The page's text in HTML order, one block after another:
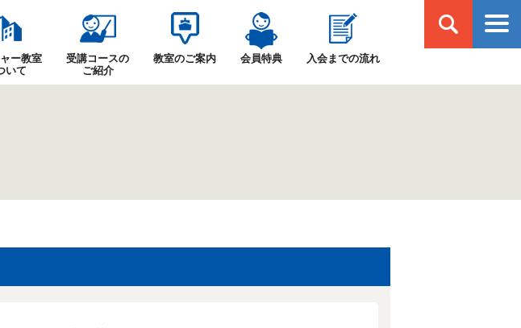
学ぶ・出会う・楽しむ 北日本新聞カルチャ
ー教室
いて
受講コースの
ご紹介
教室のご案内 会員特典 入会までの流れ